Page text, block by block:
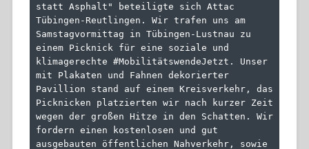
statt Asphalt" beteiligte sich Attac
Tübingen-Reutlingen. Wir trafen uns am
Samstagvormittag in Tübingen-Lustnau zu
einem Picknick für eine soziale und
klimagerechte #MobilitätswendeJetzt. Unser
mit Plakaten und Fahnen dekorierter
Pavillion stand auf einem Kreisverkehr, das
Picknicken platzierten wir nach kurzer Zeit
wegen der großen Hitze in den Schatten. Wir
fordern einen kostenlosen und gut
ausgebauten öffentlichen Nahverkehr, sowie